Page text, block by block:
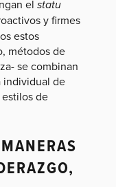
el statu
y firmes
estos
métodos de
se combinan
individual de
de